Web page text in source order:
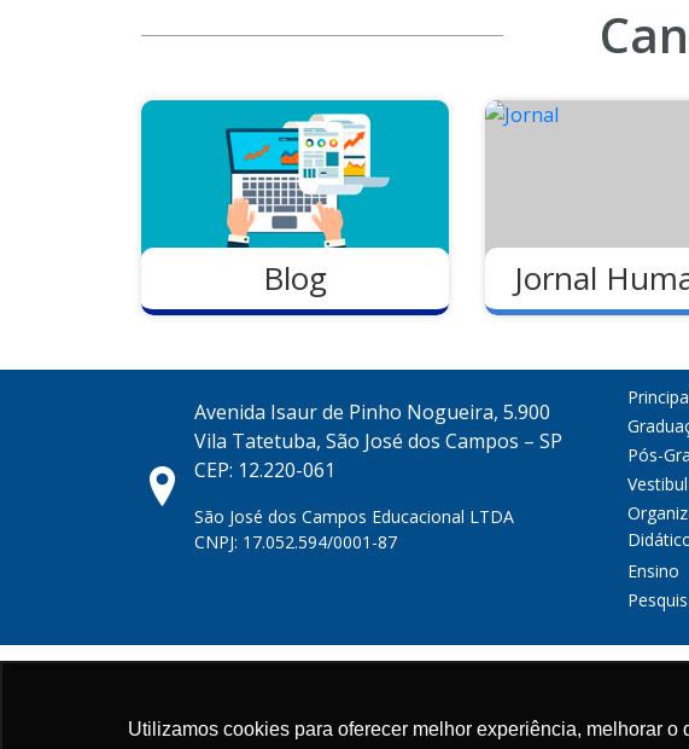
Utilizamos cookies para oferecer melhor experiência, melhorar
Blog Jornal
Avenida Isaur de Pinho Nogueira, 5.900
Vila Tatetuba, São José dos Campos – SP
CEP: 12.220-061
São José dos Campos Educacional LTDA
CNPJ: 17.052.594/0001-87
Pós-
Ensino